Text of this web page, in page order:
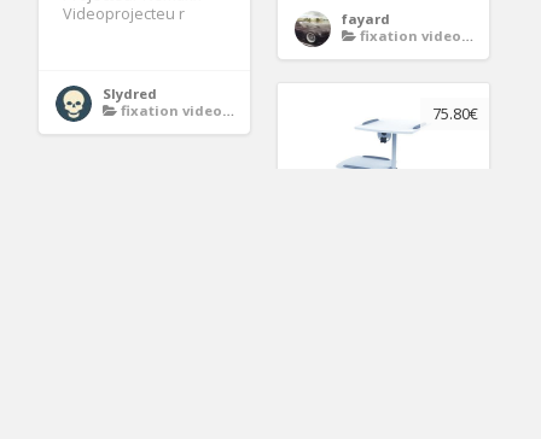
fayard
fixation videoprojecteur
Videoprojecteu r
Slydred
fixation videoprojecteur
75.80€